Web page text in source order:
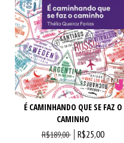
É CAMINHANDO QUE SE FAZ O
CAMINHO
R$189,00 R$25,00